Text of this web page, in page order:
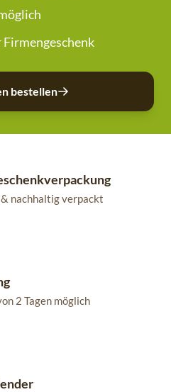
bestellen
nachhaltig verpackt
2 Tagen möglich